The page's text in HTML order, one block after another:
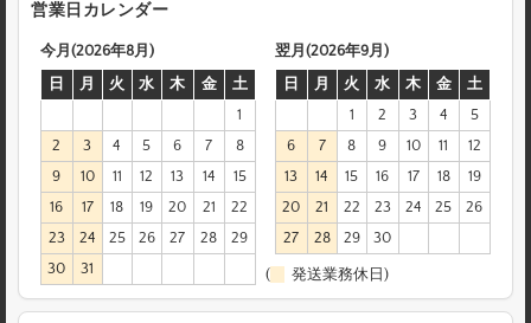
営業日カレンダー
今月(2026年8月)
日
月 火 水 木 金
土
1
2
3 4 5 6 7
8
9
10 11 12 13 14
15
16
17 18 19 20 21
22
23
24 25 26 27 28
29
30
31
翌月(2026年9月)
日
月 火 水 木 金
土
1
2 3 4
5
6
7 8 9 10 11
12
13
14 15 16 17 18
19
20
21 22 23 24 25
26
27
28 29 30
( 発送業務休日)